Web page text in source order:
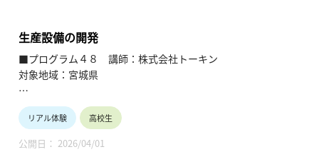
企業や団体の活動内容に触れることで、地元の地域社会・産業
の理解を深めると共に、将来の選択肢の参考としてもらうこと
を目的とします。
生産設備の開発
■プログラム４８ 講師：株式会社トーキン
対象地域：宮城県
【テーマ】
生産設備の開発
【内容】
リアル体験 高校生
公開日： 2026/04/01